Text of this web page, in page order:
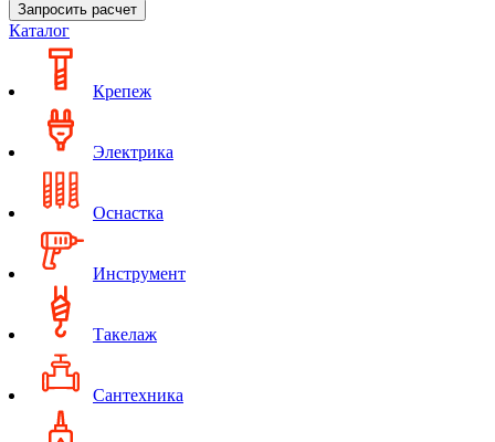
Запросить расчет
Каталог
Крепеж
Электрика
Оснастка
Инструмент
Такелаж
Сантехника